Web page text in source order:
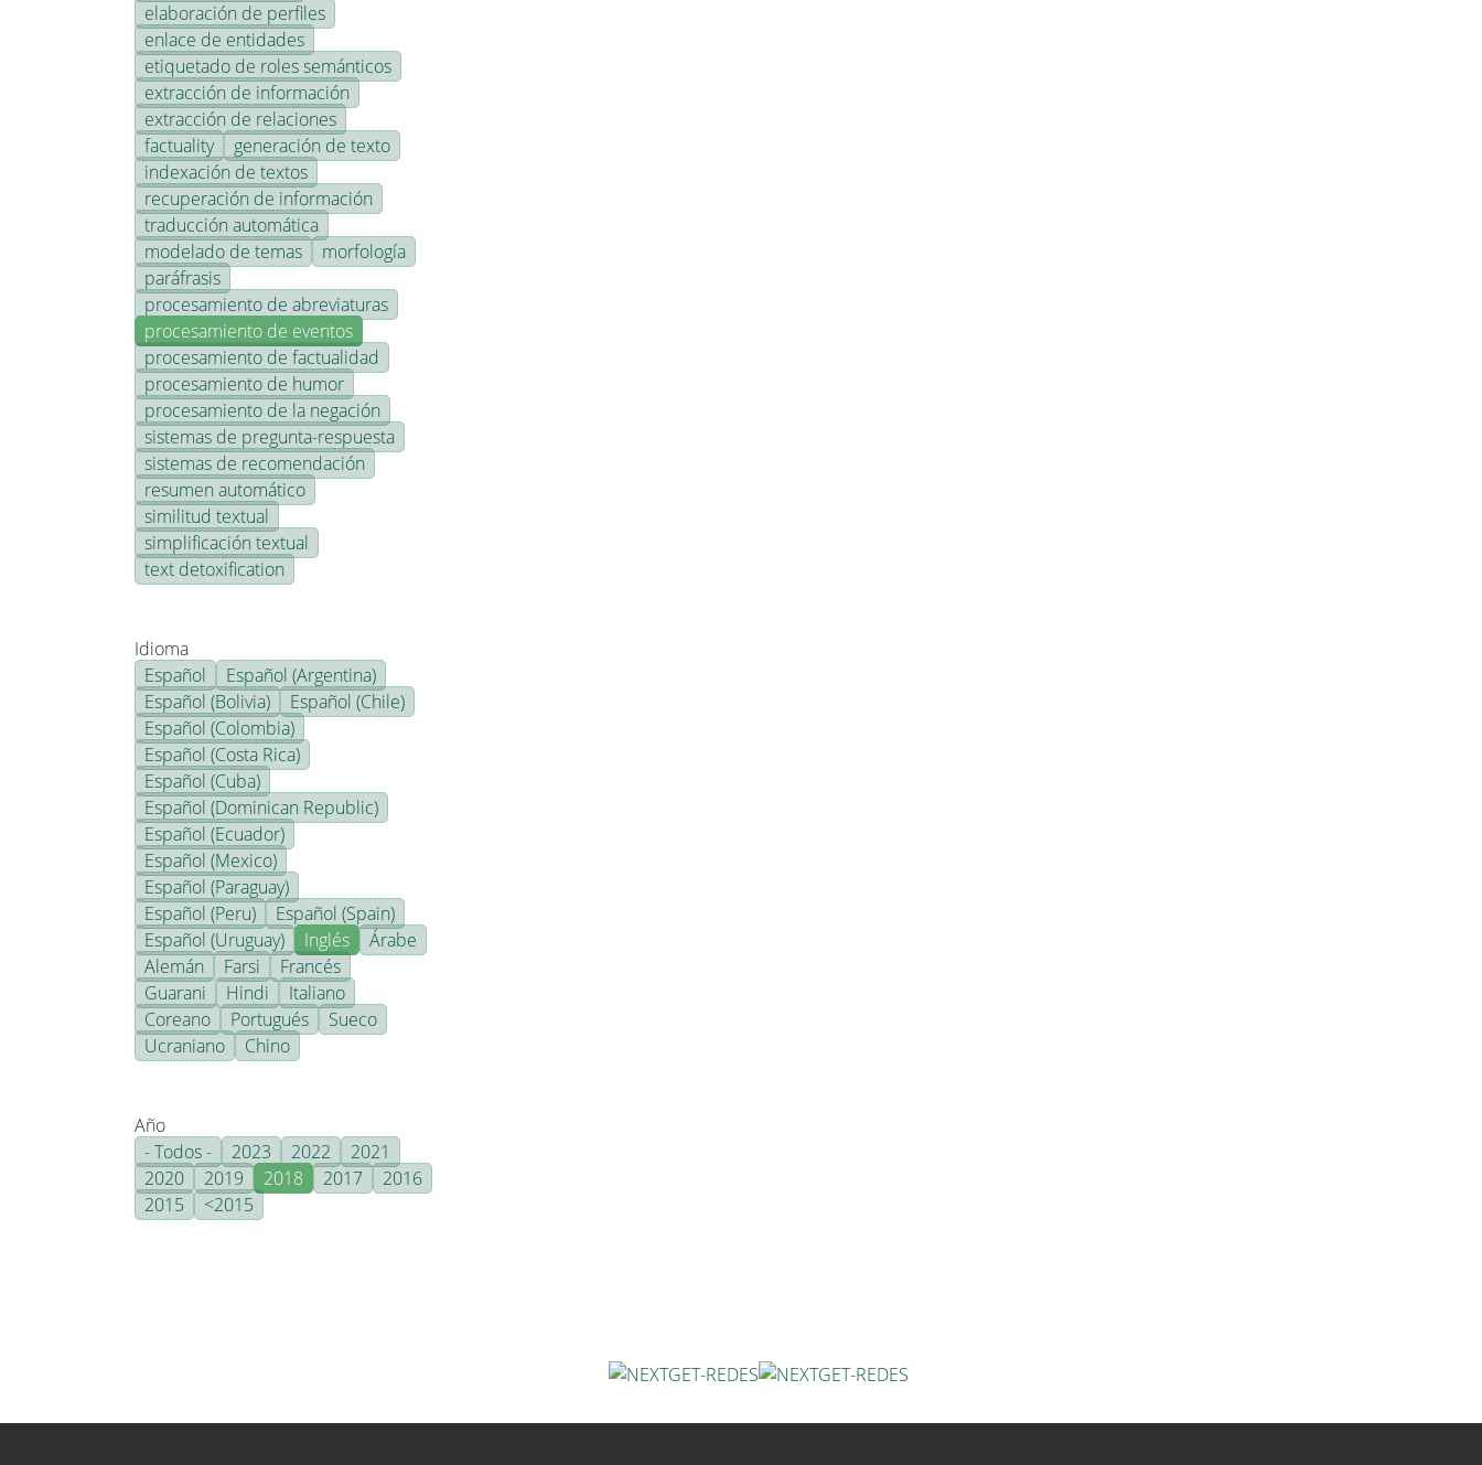
elaboración de perfiles
enlace de entidades
etiquetado de roles semánticos
extracción de información
extracción de relaciones
factuality
generación de texto
indexación de textos
recuperación de información
traducción automática
modelado de temas
morfología
paráfrasis
procesamiento de abreviaturas
procesamiento de eventos
procesamiento de factualidad
procesamiento de humor
procesamiento de la negación
sistemas de pregunta-respuesta
sistemas de recomendación
resumen automático
similitud textual
simplificación textual
text detoxification
Idioma
Español
Español (Argentina)
Español (Bolivia)
Español (Chile)
Español (Colombia)
Español (Costa Rica)
Español (Cuba)
Español (Dominican Republic)
Español (Ecuador)
Español (Mexico)
Español (Paraguay)
Español (Peru)
Español (Spain)
Español (Uruguay)
Inglés
Árabe
Alemán
Farsi
Francés
Guarani
Hindi
Italiano
Coreano
Portugués
Sueco
Ucraniano
Chino
Año
- Todos -
2023 2022
2021
2020
2019 2018 2017
2016
2015
<2015